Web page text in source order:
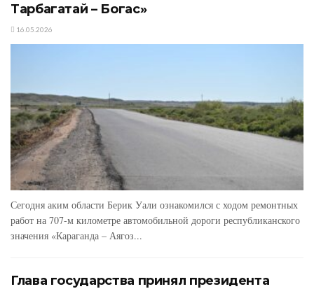
Тарбагатай – Богас»
16.05.2026
Сегодня аким области Берик Уали ознакомился с ходом ремонтных
работ на 707-м километре автомобильной дороги республиканского
значения «Караганда – Аягоз...
Глава государства принял президента